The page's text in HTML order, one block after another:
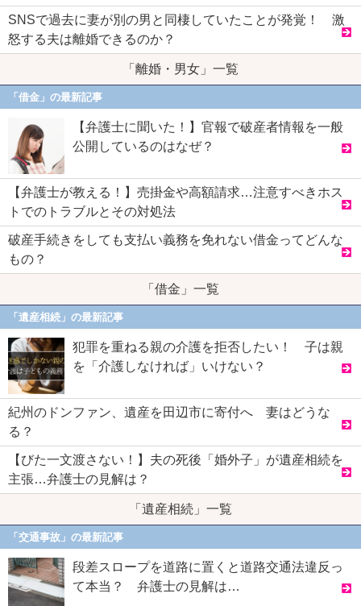
SNSで過去に妻が別の男と同棲していたことが発覚！ 激
怒する夫は離婚できるのか？
「離婚・男女」一覧
「借金」の最新記事
【弁護士に聞いた！】官報で破産者情報を一般
公開しているのはなぜ？
【弁護士が教える！】売掛金や高額請求…注意すべきホス
トでのトラブルとその対処法
破産手続きをしても支払い義務を免れない借金ってどんな
もの？
「借金」一覧
「遺産相続」の最新記事
犯罪を重ねる親の介護を拒否したい！ 子は親
を「介護しなければ」いけない？
紀州のドンファン、遺産を田辺市に寄付へ 妻はどうな
る？
【びた一文渡さない！】夫の死後「婚外子」が遺産相続を
主張…弁護士の見解は？
「遺産相続」一覧
「交通事故」の最新記事
段差スロープを道路に置くと道路交通法違反っ
て本当？ 弁護士の見解は…